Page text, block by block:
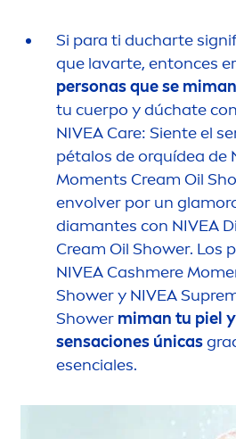
Si para ti ducharte
que lavarte, entonces
personas que se
tu cuerpo y dúchate
NIVEA Care: Siente el
pétalos de orquídea de
Moments Cream Oil
envolver por un
diamantes con NIVEA
Cream Oil Shower. Los
NIVEA Cashmere Mo
Shower y NIVEA
Shower miman tu piel
sensaciones únicas
esenciales.